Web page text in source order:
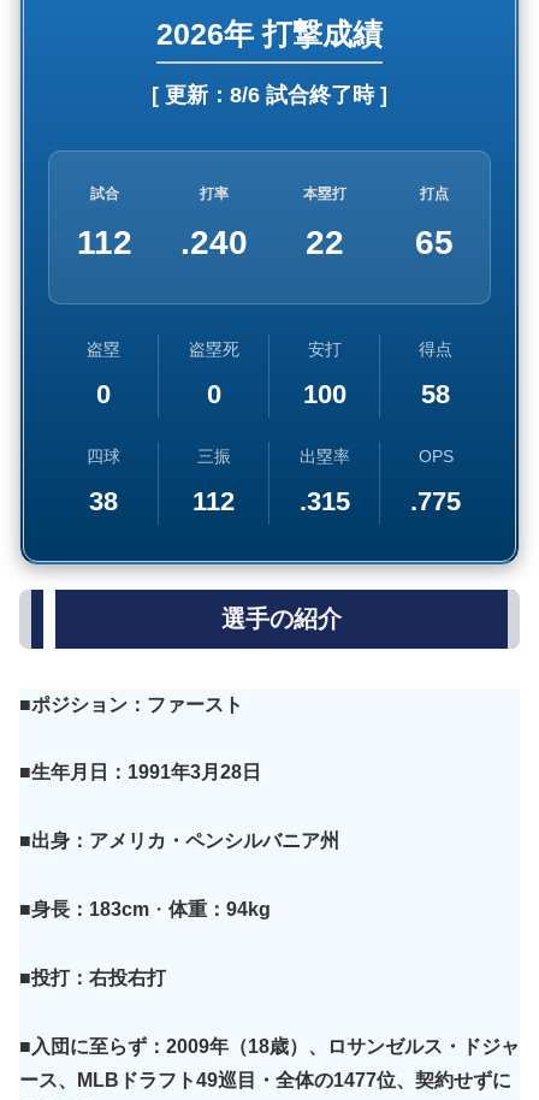
2026年 打撃成績
[ 更新： 8/6 試合終了時]
試合
112
打率
.240
本塁打
22
打点
65
盗塁
0
盗塁死
0
安打
100
得点
58
四球
38
三振
112
出塁率
.315
OPS
.775
選手の紹介
■ポジション：ファースト
■生年月日：1991年3月28日
■出身：アメリカ・ペンシルバニア州
■身長：183cm ・ 体重：94kg
■投打：右投右打
■入団に至らず：2009年（18歳）、ロサンゼルス・ドジャ
ース、MLBドラフト49巡目・全体の1477位、契約せずに